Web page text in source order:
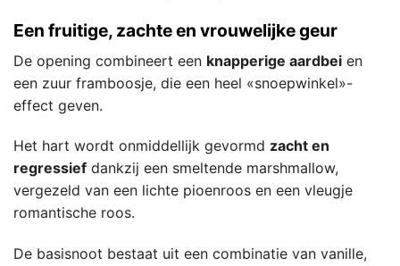
Een fruitige, zachte en vrouwelijke geur
De opening combineert een knapperige aardbei en
een zuur framboosje, die een heel «snoepwinkel»-
effect geven.
Het hart wordt onmiddellijk gevormd zacht en
regressief dankzij een smeltende marshmallow,
vergezeld van een lichte pioenroos en een vleugje
romantische roos.
De basisnoot bestaat uit een combinatie van vanille,